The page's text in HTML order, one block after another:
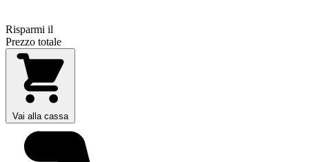
Risparmi il
Prezzo totale
Vai alla cassa